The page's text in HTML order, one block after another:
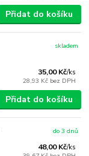
Přidat do košíku
35,00 Kč/ks
28,93 Kč bez DPH
skladem
Přidat do košíku
48,00 Kč/ks
do 3 dnů